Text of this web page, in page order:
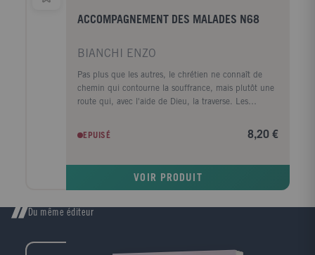
ACCOMPAGNEMENT DES MALADES N68
BIANCHI ENZO
Pas plus que les autres, le chrétien ne connaît de
chemin qui contourne la souffrance, mais plutôt une
route qui, avec l'aide de Dieu, la traverse. Les
absentmais qu'il se cache et, en nous mettant à sa
suite, nous l'y cherchons et l'y trouvons à nouveau.
EPUISÉ 8,20 €
VOIR PRODUIT
Du même éditeur